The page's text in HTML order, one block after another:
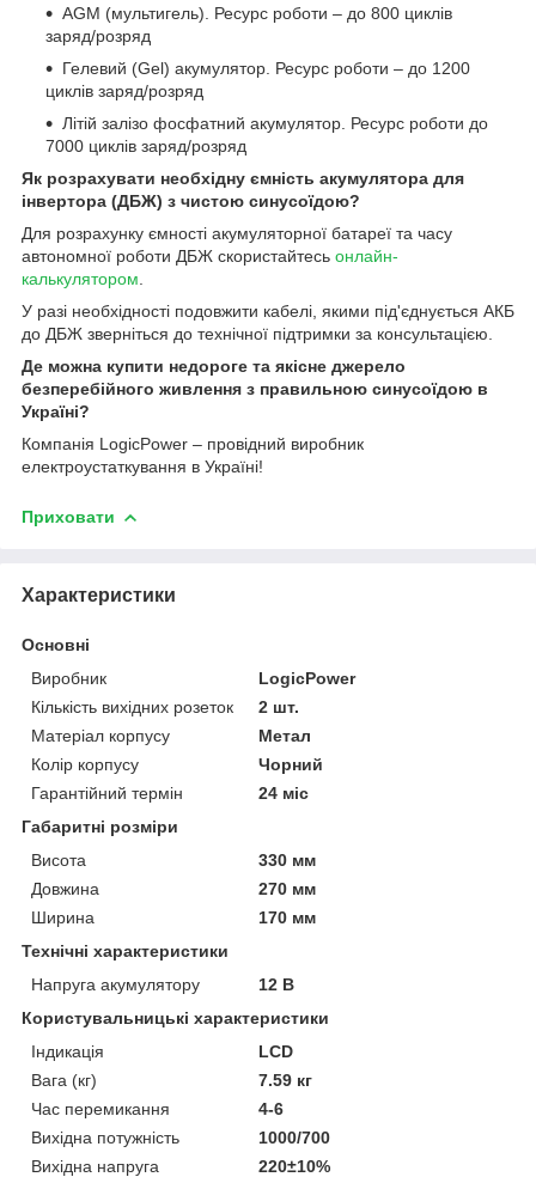
AGM (мультигель). Ресурс роботи – до 800 циклів
заряд/розряд
Гелевий (Gel) акумулятор. Ресурс роботи – до 1200
циклів заряд/розряд
Літій залізо фосфатний акумулятор. Ресурс роботи до
7000 циклів заряд/розряд
Як розрахувати необхідну ємність акумулятора для
інвертора (ДБЖ) з чистою синусоїдою?
Для розрахунку ємності акумуляторної батареї та часу
автономної роботи ДБЖ скористайтесь онлайн-
калькулятором
У разі необхідності подовжити кабелі, якими під'єднується АКБ
до ДБЖ зверніться до технічної підтримки за консультацією.
Де можна купити недороге та якісне джерело
безперебійного живлення з правильною синусоїдою в
Україні?
Компанія LogicPower – провідний виробник
електроустаткування в Україні!
Приховати
Характеристики
Основні
Виробник
LogicPower
Кількість вихідних розеток
2 шт.
Матеріал корпусу
Метал
Колір корпусу
Чорний
Гарантійний термін
24 міс
Габаритні розміри
Висота
330 мм
Довжина
270 мм
Ширина
170 мм
Технічні характеристики
Напруга акумулятору
12 В
Користувальницькі характеристики
Індикація
LCD
Вага (кг)
7.59 кг
Час перемикання
4-6
Вихідна потужність
1000/700
Вихідна напруга
220±10%